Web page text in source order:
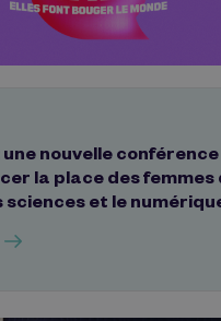
une nouvelle
la place des femmes
sciences et le